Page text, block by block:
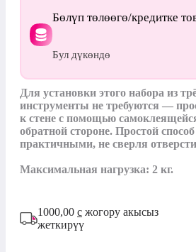
Бөлүп төлөөгө/кредитке
Бул дүкөндө
Для установки этого набора из
инструменты не требуются —
к стене с помощью
обратной стороне. Простой
практичными, не сверля
Максимальная нагрузка: 2 кг.
1000,00 с жогору акысыз
жеткирүү